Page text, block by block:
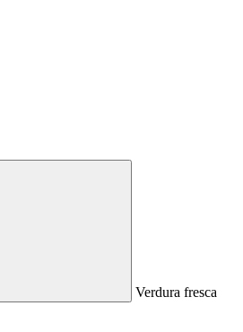
Verdura fresca